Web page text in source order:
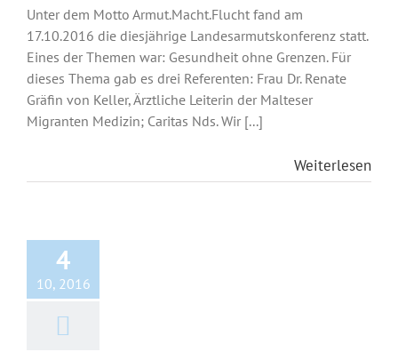
Unter dem Motto Armut.Macht.Flucht fand am
17.10.2016 die diesjährige Landesarmutskonferenz statt.
Eines der Themen war: Gesundheit ohne Grenzen. Für
dieses Thema gab es drei Referenten: Frau Dr. Renate
Gräfin von Keller, Ärztliche Leiterin der Malteser
Migranten Medizin; Caritas Nds. Wir [...]
Weiterlesen
4
10, 2016